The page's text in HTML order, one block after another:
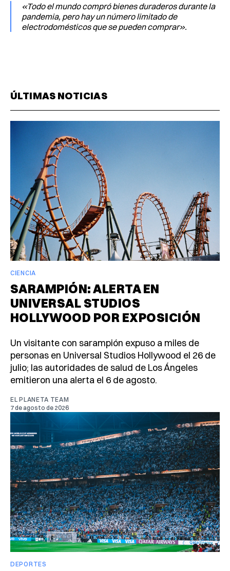
«Todo el mundo compró bienes duraderos durante la
pandemia, pero hay un número limitado de
electrodomésticos que se pueden comprar».
ÚLTIMAS NOTICIAS
CIENCIA
SARAMPIÓN: ALERTA EN
UNIVERSAL STUDIOS
HOLLYWOOD POR EXPOSICIÓN
Un visitante con sarampión expuso a miles de
personas en Universal Studios Hollywood el 26 de
julio; las autoridades de salud de Los Ángeles
emitieron una alerta el 6 de agosto.
EL PLANETA TEAM
7 de agosto de 2026
DEPORTES